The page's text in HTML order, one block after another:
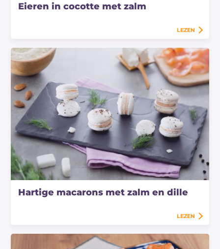
Eieren in cocotte met zalm
LEZEN
Hartige macarons met zalm en dille
LEZEN